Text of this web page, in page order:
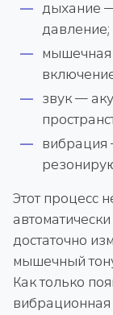
дыхание
давление;
мышечная
звук —
вибрация
Этот процесс
достаточно
мышечный
Как только
вибрационная